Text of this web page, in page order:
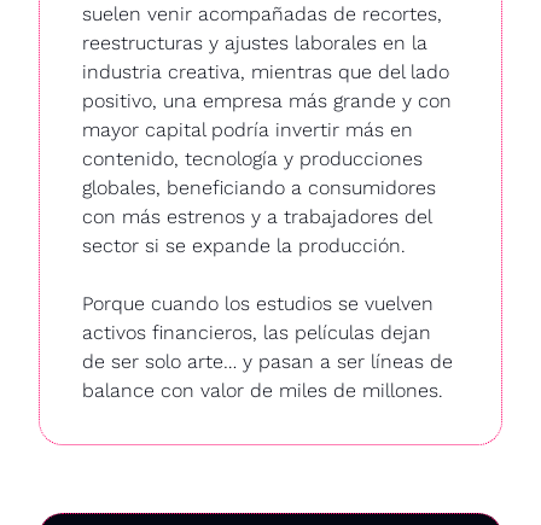
suelen venir acompañadas de recortes,
reestructuras y ajustes laborales en la
industria creativa, mientras que del lado
positivo, una empresa más grande y con
mayor capital podría invertir más en
contenido, tecnología y producciones
globales, beneficiando a consumidores
con más estrenos y a trabajadores del
sector si se expande la producción.
Porque cuando los estudios se vuelven
activos financieros, las películas dejan
de ser solo arte… y pasan a ser líneas de
balance con valor de miles de millones.